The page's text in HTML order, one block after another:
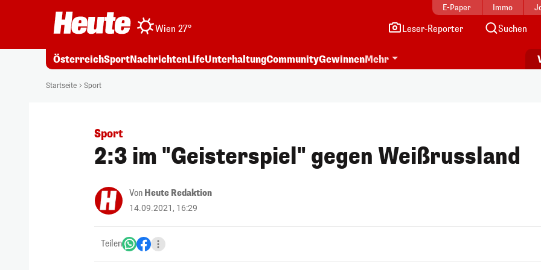
E-Paper Immo
Wien 27° Leser-Reporter Suchen
ÖsterreichSportNachrichtenLifeUnterhaltungCommunityGewinnenMehr
Startseite Sport
Sport
2:3 im "Geisterspiel" gegen Weißrussland
Von Heute Redaktion
14.09.2021, 16:29
Teilen